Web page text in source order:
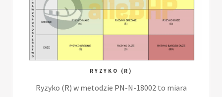
RYZYKO (R)
Ryzyko (R) w metodzie PN-N-18002 to miara